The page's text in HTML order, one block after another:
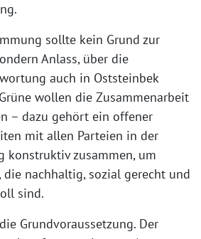
sollte kein Grund zur
Anlass, über die
auch in Oststeinbek
wollen die Zusammenarbeit
– dazu gehört ein offener
mit allen Parteien in der
konstruktiv zusammen, um
die nachhaltig, sozial gerecht und
sind.
Grundvoraussetzung. Der